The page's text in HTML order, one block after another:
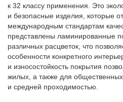
к 32 классу применения. Это
и безопасные изделия, которые
международным стандартам
представлены ламинированные
различных расцветок, что
особенности конкретного
и износостойкость покрытия
жилых, а также для
и средней проходимостью.